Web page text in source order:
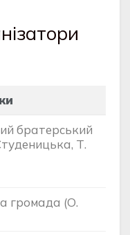
братерський
Т.
громада (О.